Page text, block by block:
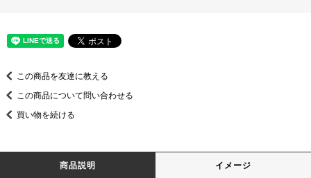
この商品を友達に教える
この商品について問い合わせる
買い物を続ける
商品説明 イメージ